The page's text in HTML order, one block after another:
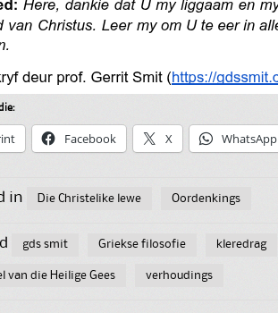
Facebook X WhatsApp
in Die Christelike lewe Oordenkings
gds smit Griekse filosofie kleredrag
van die Heilige Gees verhoudings